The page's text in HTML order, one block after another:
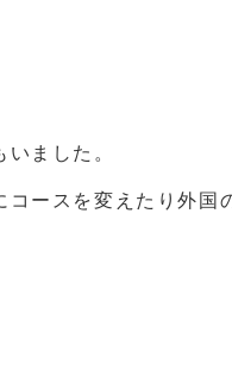
ました。
ースを変えたり外国